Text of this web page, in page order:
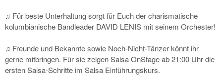
♫ Für beste Unterhaltung sorgt für Euch der charismatische
kolumbianische Bandleader DAVID LENIS mit seinem Orchester!
♫ Freunde und Bekannte sowie Noch-Nicht-Tänzer könnt ihr
gerne mitbringen. Für sie zeigen Salsa OnStage ab 21:00 Uhr die
ersten Salsa-Schritte im Salsa Einführungskurs.